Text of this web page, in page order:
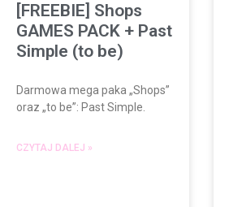
[FREEBIE] Shops
GAMES PACK + Past
Simple (to be)
Darmowa mega paka „Shops”
oraz „to be”: Past Simple.
CZYTAJ DALEJ »